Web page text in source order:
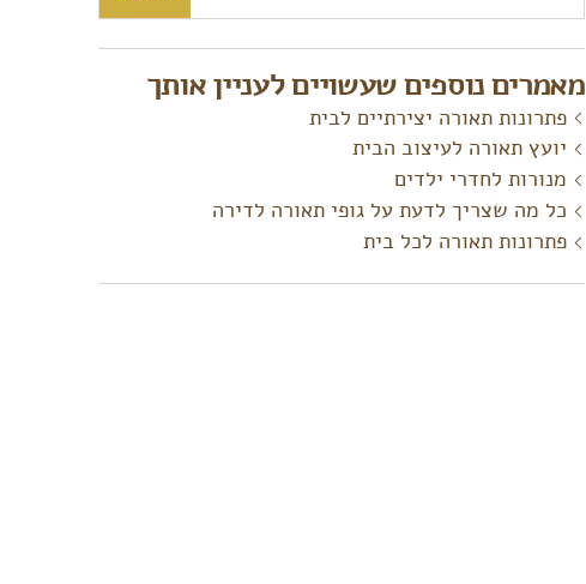
מאמרים נוספים שעשויים לעניין אותך
פתרונות תאורה יצירתיים לבית
יועץ תאורה לעיצוב הבית
מנורות לחדרי ילדים
כל מה שצריך לדעת על גופי תאורה לדירה
פתרונות תאורה לכל בית